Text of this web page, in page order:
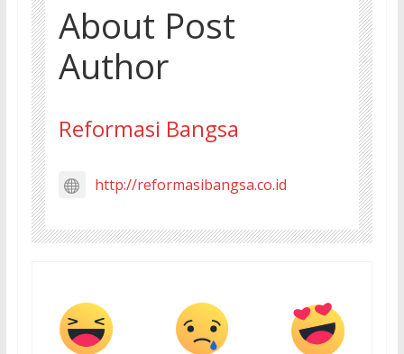
About Post
Author
Reformasi Bangsa
http://reformasibangsa.co.id